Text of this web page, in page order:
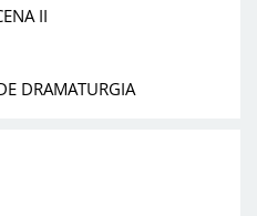
II
DRAMATURGIA